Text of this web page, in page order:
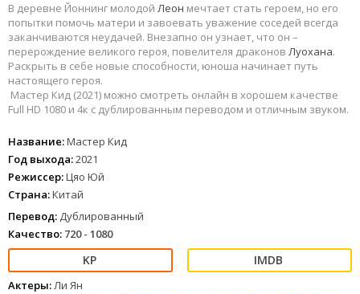
В деревне Йоннинг молодой Леон мечтает стать героем, но его
попытки помочь матери и завоевать уважение соседей всегда
заканчиваются неудачей. Внезапно он узнает, что он –
перерождение великого героя, повелителя драконов Луохана.
Раскрыть в себе новые способности, юноша начинает путь
настоящего героя.
Мастер Кид (2021) можно смотреть онлайн в хорошем качестве
Full HD 1080 и 4к с дублированным переводом и отличным звуком.
Название:Мастер Кид
Год выхода:2021
Режиссер:Цяо Юй
Страна:Китай
Перевод: Дублированный
Качество: 720 - 1080
Актеры:Ли Ян